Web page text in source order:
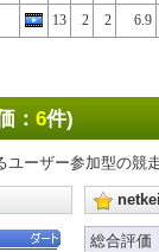
13 2 2 6.9
： 6件)
ーザー参加型の競
総合評価